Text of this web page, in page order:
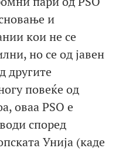
и
кои не се
но се од јавен
другите
повеќе од
оваа PSO е
според
Унија (каде